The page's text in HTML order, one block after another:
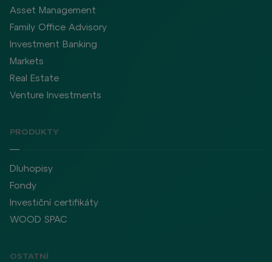
Asset Management
Family Office Advisory
Investment Banking
Markets
Real Estate
Venture Investments
PRODUKTY
Dluhopisy
Fondy
Investiční certifikáty
WOOD SPAC
OSTATNÍ